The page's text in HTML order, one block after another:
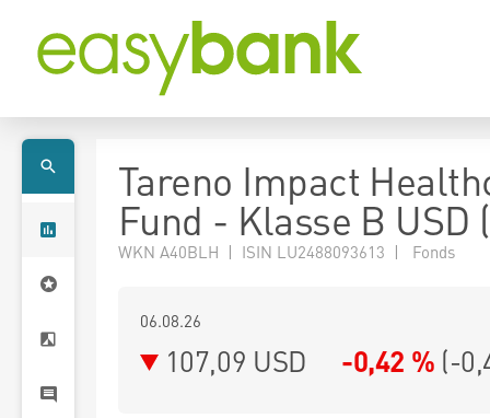
Tareno Impact
Fund - Klasse B USD
WKN A40BLH | ISIN LU2488093613 | Fonds
06.08.26
107,09 USD -0,42 % (-